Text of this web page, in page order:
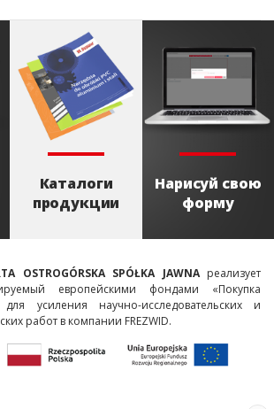
время)
Каталоги
продукции
Нарисуй свою
форму
OSTROGÓRSKA SPÓŁKA JAWNA реализует
европейскими фондами «Покупка
усиления научно-исследовательских и
работ в компании FREZWID.